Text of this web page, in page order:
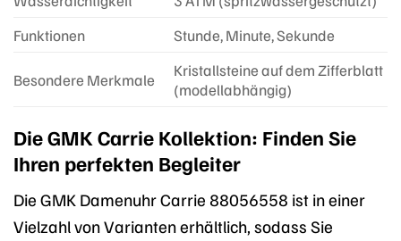
Funktionen
Stunde, Minute, Sekunde
Besondere Merkmale
Kristallsteine auf dem Zifferblatt
(modellabhängig)
Die GMK Carrie Kollektion: Finden Sie
Ihren perfekten Begleiter
Die GMK Damenuhr Carrie 88056558 ist in einer
Vielzahl von Varianten erhältlich, sodass Sie